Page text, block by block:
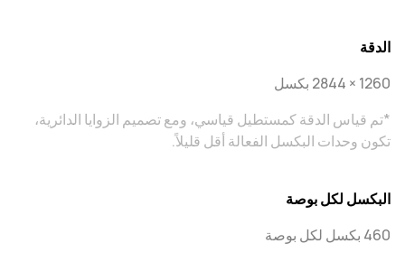
الدقة
1260 × 2844 بكسل
*تم قياس الدقة كمستطيل قياسي، ومع تصميم الزوايا الدائرية،
تكون وحدات البكسل الفعالة أقل قليلاً.
البكسل لكل بوصة
460 بكسل لكل بوصة